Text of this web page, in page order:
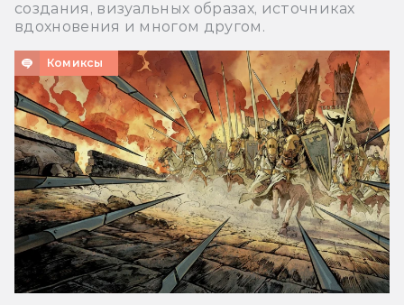
создания, визуальных образах, источниках
вдохновения и многом другом.
Комиксы